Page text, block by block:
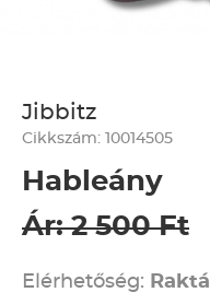
Jibbitz
Cikkszám: 10014505
Hableány
Ár: 2 500 Ft
Elérhetőség: